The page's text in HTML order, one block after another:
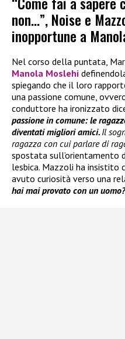
non…”, Noise e
inopportune a
Nel corso della puntata,
Manola Moslehi
spiegando che il loro
una passione comune,
conduttore ha ironizzato
passione in comune: le
diventati migliori amici. Il
ragazza con cui parlare di
spostata sull’orientamento
lesbica. Mazzoli ha insistito
avuto curiosità verso una
hai mai provato con un